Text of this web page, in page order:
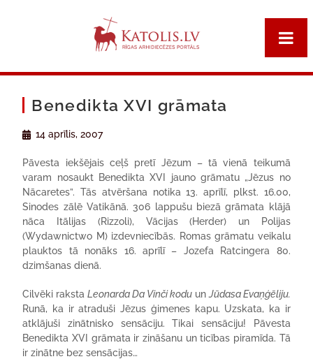
Benedikta XVI grāmata
14 aprīlis, 2007
Pāvesta iekšējais ceļš pretī Jēzum – tā vienā teikumā
varam nosaukt Benedikta XVI jauno grāmatu „Jēzus no
Nācaretes”. Tās atvēršana notika 13. aprīlī, plkst. 16.00,
Sinodes zālē Vatikānā. 306 lappušu biezā grāmata klājā
nāca Itālijas (Rizzoli), Vācijas (Herder) un Polijas
(Wydawnictwo M) izdevniecībās. Romas grāmatu veikalu
plauktos tā nonāks 16. aprīlī – Jozefa Ratcingera 80.
dzimšanas dienā.
Cilvēki rakstaLeonarda Da Vinči koduun Jūdasa Evaņģēliju.
Runā, ka ir atraduši Jēzus ģimenes kapu. Uzskata, ka ir
atklājuši zinātnisko sensāciju. Tikai sensāciju! Pāvesta
Benedikta XVI grāmata ir zināšanu un ticības piramīda. Tā
ir zinātne bez sensācijas…